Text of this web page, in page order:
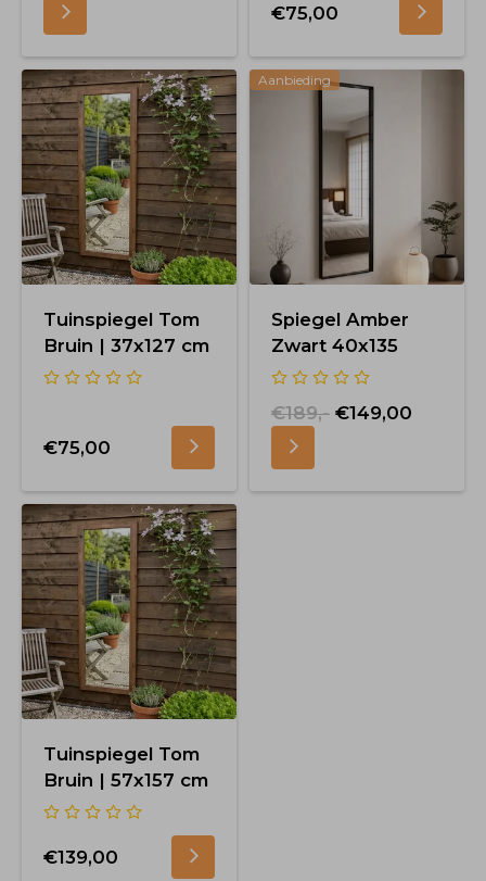
€75,00
Tuinspiegel Tom
Bruin | 37x127 cm
€75,00
Aanbieding
Spiegel Amber
Zwart 40x135
€189,- €149,00
Tuinspiegel Tom
Bruin | 57x157 cm
€139,00